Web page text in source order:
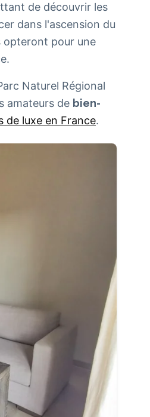
de découvrir les
dans l'ascension du
opteront pour une
Naturel Régional
amateurs de bien-
de luxe en France.